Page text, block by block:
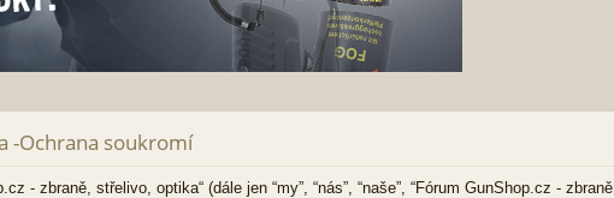
-Ochrana soukromí
- zbraně, střelivo, optika“ (dále jen “my”, “nás”, “naše”, “Fórum GunShop.cz - zbraně,